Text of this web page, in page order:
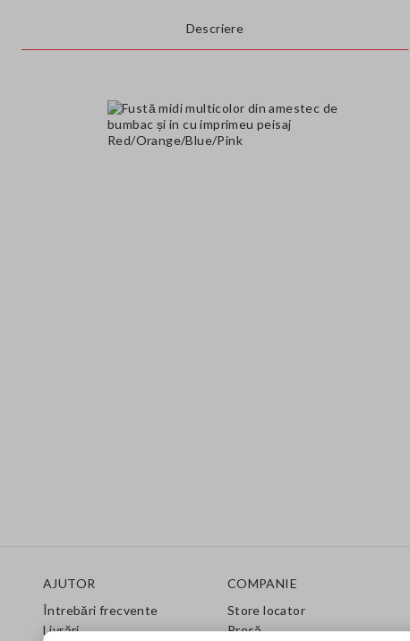
Descriere
AJUTOR
Întrebări frecvente
Livrări
COMPANIE
Store locator
Presă